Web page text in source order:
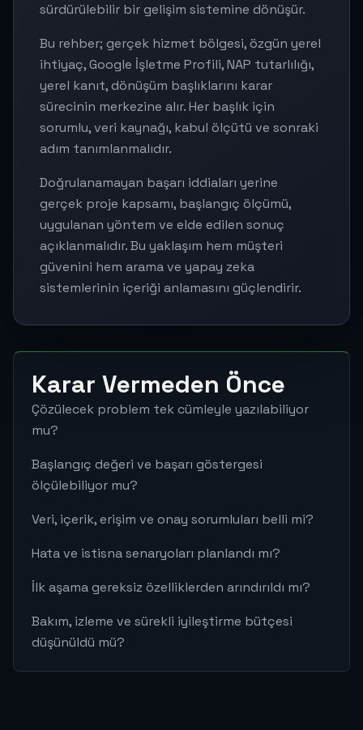
sürdürülebilir bir gelişim sistemine dönüşür.
Bu rehber; gerçek hizmet bölgesi, özgün yerel
ihtiyaç, Google İşletme Profili, NAP tutarlılığı,
yerel kanıt, dönüşüm başlıklarını karar
sürecinin merkezine alır. Her başlık için
sorumlu, veri kaynağı, kabul ölçütü ve sonraki
adım tanımlanmalıdır.
Doğrulanamayan başarı iddiaları yerine
gerçek proje kapsamı, başlangıç ölçümü,
uygulanan yöntem ve elde edilen sonuç
açıklanmalıdır. Bu yaklaşım hem müşteri
güvenini hem arama ve yapay zeka
sistemlerinin içeriği anlamasını güçlendirir.
Karar Vermeden Önce
Çözülecek problem tek cümleyle yazılabiliyor
mu?
Başlangıç değeri ve başarı göstergesi
ölçülebiliyor mu?
Veri, içerik, erişim ve onay sorumluları belli mi?
Hata ve istisna senaryoları planlandı mı?
İlk aşama gereksiz özelliklerden arındırıldı mı?
Bakım, izleme ve sürekli iyileştirme bütçesi
düşünüldü mü?